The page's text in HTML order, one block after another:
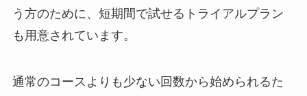
う方のために、短期間で試せるトライアルプラン
も用意されています。
通常のコースよりも少ない回数から始められるた